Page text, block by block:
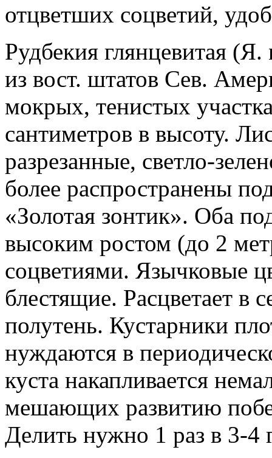
отцветших соцветий,
Рудбекия глянцевитая
из вост. штатов Сев.
мокрых, тенистых
сантиметров в высоту.
разрезанные, светло-
более распространены
«Золотая зонтик». Оба
высоким ростом (до 2
соцветиями. Язычковые
блестящие. Расцветает в
полутень. Кустарники
нуждаются в
куста накапливается
мешающих развитию
Делить нужно 1 раз в 3-4